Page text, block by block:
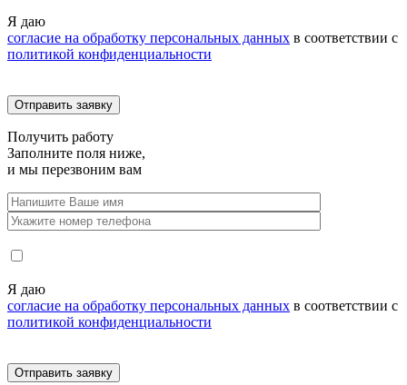
Я даю
согласие на обработку персональных данных в соответствии с
политикой конфиденциальности
Получить работу
Заполните поля ниже,
и мы перезвоним вам
Я даю
согласие на обработку персональных данных в соответствии с
политикой конфиденциальности